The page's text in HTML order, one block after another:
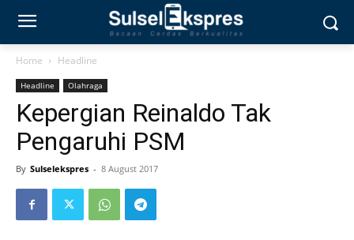
Home Headline
Headline Olahraga
Kepergian Reinaldo Tak
Pengaruhi PSM
By Sulselekspres - 8 August 2017